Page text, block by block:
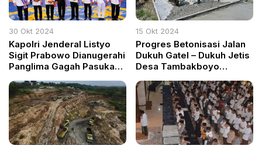
30 Okt 2024
Kapolri Jenderal Listyo
Sigit Prabowo Dianugerahi
Panglima Gagah Pasukan
Malaysia
15 Okt 2024
Progres Betonisasi Jalan
Dukuh Gatel – Dukuh Jetis
Desa Tambakboyo
Bantu Satgas TMMD